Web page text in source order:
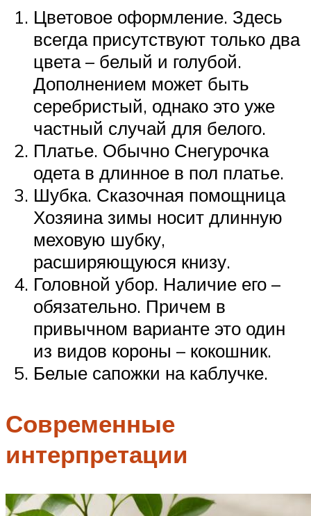
Цветовое оформление. Здесь
всегда присутствуют только два
цвета – белый и голубой.
Дополнением может быть
серебристый, однако это уже
частный случай для белого.
Платье. Обычно Снегурочка
одета в длинное в пол платье.
Шубка. Сказочная помощница
Хозяина зимы носит длинную
меховую шубку,
расширяющуюся книзу.
Головной убор. Наличие его –
обязательно. Причем в
привычном варианте это один
из видов короны – кокошник.
Белые сапожки на каблучке.
Современные
интерпретации